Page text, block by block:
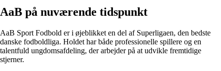
AaB på nuværende tidspunkt
AaB Sport Fodbold er i øjeblikket en del af Superligaen, den bedste
danske fodboldliga. Holdet har både professionelle spillere og en
talentfuld ungdomsafdeling, der arbejder på at udvikle fremtidige
stjerner.